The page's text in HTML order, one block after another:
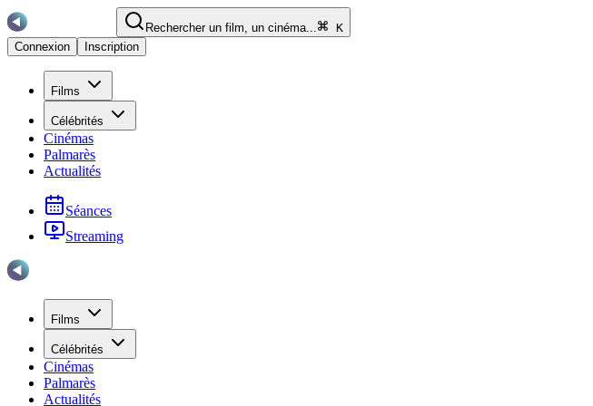
Rechercher un film, un cinéma...
K
Connexion
Inscription
Films
Célébrités
Cinémas
Palmarès
Actualités
Séances
Streaming
Films
Célébrités
Cinémas
Palmarès
Actualités